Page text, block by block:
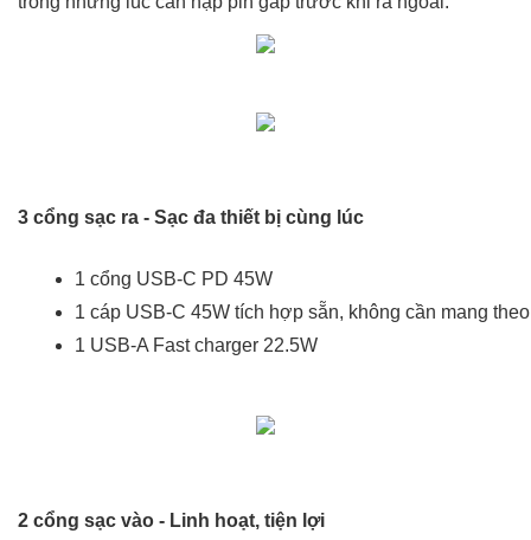
3 cổng sạc ra - Sạc đa thiết bị cùng lúc
1 cổng USB-C PD 45W
1 cáp USB-C 45W tích hợp sẵn, không cần mang
1 USB-A Fast charger 22.5W
2 cổng sạc vào - Linh hoạt, tiện lợi